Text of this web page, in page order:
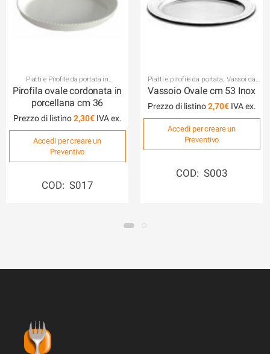
Piatti e Pirofile da portata in
Porcellana ,Piatti e pirofile da portata
Pirofila ovale cordonata in
porcellana cm 36
Prezzo di listino2,30€
Accedi per creare un
Preventivo
COD: S017
Piatti e pirofile da portata, Vassoi da
portata Inox
Vassoio Ovale cm 53 Inox
Prezzo di listino2,70€
Accedi per creare un
Preventivo
COD: S003